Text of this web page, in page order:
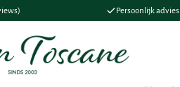
Persoonlijk